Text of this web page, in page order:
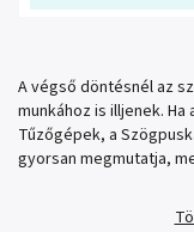
A végső döntésnél az
munkához is illjenek.
Tűzőgépek, a
gyorsan megmutatja,